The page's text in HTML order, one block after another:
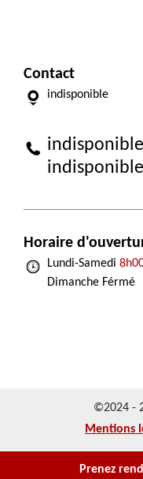
Prenez
Contact
indisponible
indisponible
indisponible
Horaire
Lundi-Samedi
Dimanche Férmé
©2024 -
Mentions